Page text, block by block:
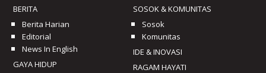
BERITA
Berita Harian
Editorial
News In English
GAYA HIDUP
SOSOK & KOMUNITAS
Sosok
Komunitas
IDE & INOVASI
RAGAM HAYATI